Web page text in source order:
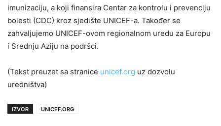
imunizaciju, a koji finansira Centar za kontrolu i prevenciju
bolesti (CDC) kroz sjedište UNICEF-a. Također se
zahvaljujemo UNICEF-ovom regionalnom uredu za Europu
i Srednju Aziju na podršci.
(Tekst preuzet sa stranice unicef.org uz dozvolu
uredništva)
IZVOR UNICEF.ORG